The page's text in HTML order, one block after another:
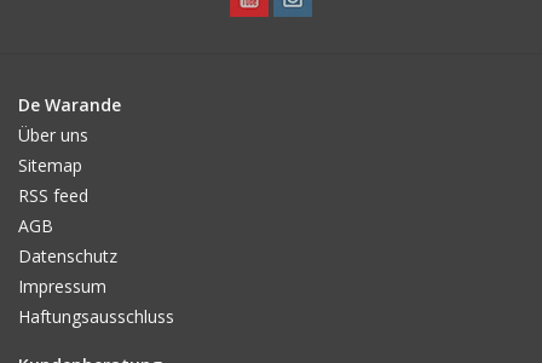
De Warande
Über uns
Sitemap
RSS feed
AGB
Datenschutz
Impressum
Haftungsausschluss